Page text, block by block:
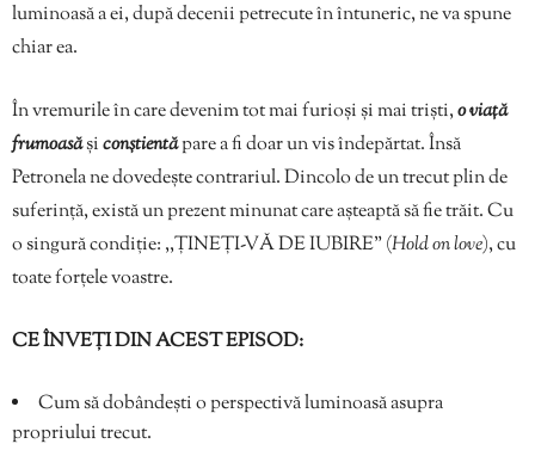
luminoasă a ei, după decenii petrecute în întuneric, ne va spune
chiar ea.
În vremurile în care devenim tot mai furioși și mai triști,o viață
frumoasășiconștientăpare a fi doar un vis îndepărtat. Însă
Petronela ne dovedește contrariul. Dincolo de un trecut plin de
suferință, există un prezent minunat care așteaptă să fie trăit. Cu
o singură condiție: ,,ȚINEȚI-VĂ DE IUBIRE” (Hold on love), cu
toate forțele voastre.
CE ÎNVEȚI DIN ACEST EPISOD:
Cum să dobândești o perspectivă luminoasă asupra
propriului trecut.